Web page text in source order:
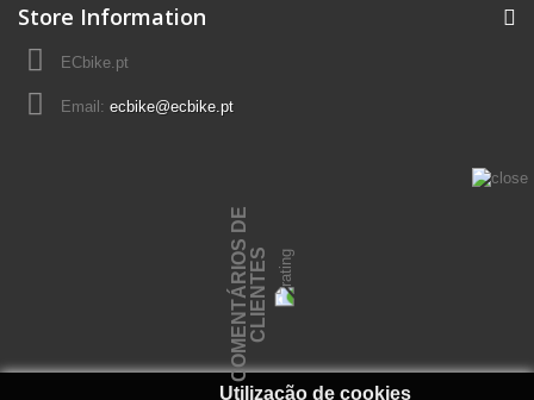
Store Information
ECbike.pt
Email: ecbike@ecbike.pt
Utilização de cookies
C
O
M
E
N
T
Á
R
I
O
S
D
E
C
L
I
E
N
T
ES